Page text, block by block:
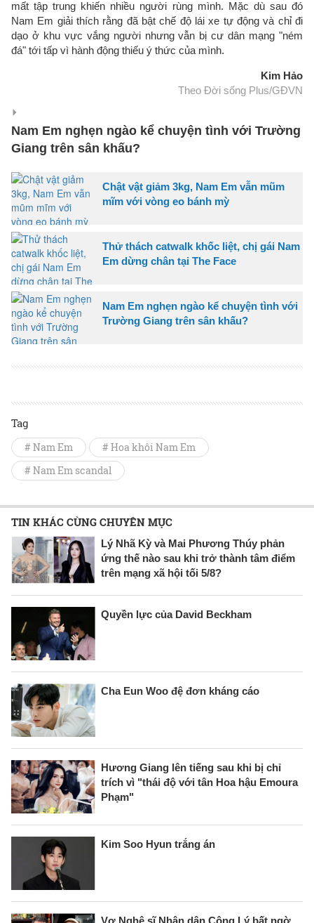
mất tập trung khiến nhiều người rùng mình. Mặc dù sau đó
Nam Em giải thích rằng đã bật chế độ lái xe tự động và chỉ đi
dạo ở khu vực vắng người nhưng vẫn bị cư dân mạng "ném
đá" tới tấp vì hành động thiếu ý thức của mình.
Kim Hảo
Theo Đời sống Plus/GĐVN
Nam Em nghẹn ngào kể chuyện tình với Trường
Giang trên sân khấu?
Chật vật giảm 3kg, Nam Em vẫn mũm
mĩm với vòng eo bánh mỳ
Thử thách catwalk khốc liệt, chị gái Nam
Em dừng chân tại The Face
Nam Em nghẹn ngào kể chuyện tình với
Trường Giang trên sân khấu?
Tag
# Nam Em
# Hoa khôi Nam Em
# Nam Em scandal
TIN KHÁC CÙNG CHUYÊN MỤC
Lý Nhã Kỳ và Mai Phương Thúy phản
ứng thế nào sau khi trở thành tâm điểm
trên mạng xã hội tối 5/8?
Quyền lực của David Beckham
Cha Eun Woo đệ đơn kháng cáo
Hương Giang lên tiếng sau khi bị chỉ
trích vì "thái độ với tân Hoa hậu Emoura
Phạm"
Kim Soo Hyun trắng án